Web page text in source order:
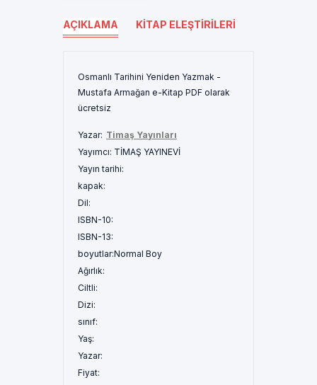
AÇIKLAMA KITAP ELEŞTIRILERI
Osmanlı Tarihini Yeniden Yazmak -
Mustafa Armağan e-Kitap PDF olarak
ücretsiz
Yazar: Timaş Yayınları
Yayımcı: TİMAŞ YAYINEVİ
Yayın tarihi:
kapak:
Dil:
ISBN-10:
ISBN-13:
boyutlar:Normal Boy
Ağırlık:
Ciltli:
Dizi:
sınıf:
Yaş:
Yazar:
Fiyat: